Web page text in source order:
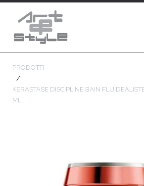
PRODOTTI
KERASTASE DISCIPLINE BAIN
ML